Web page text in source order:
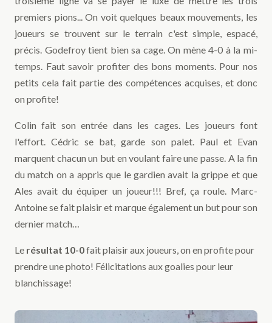
premiers pions... On voit quelques beaux mouvements, les
joueurs se trouvent sur le terrain c'est simple, espacé,
précis. Godefroy tient bien sa cage. On mène 4-0 à la mi-
temps. Faut savoir profiter des bons moments. Pour nos
petits cela fait partie des compétences acquises, et donc
on profite!
Colin fait son entrée dans les cages. Les joueurs font
l'effort. Cédric se bat, garde son palet. Paul et Evan
marquent chacun un but en voulant faire une passe. A la fin
du match on a appris que le gardien avait la grippe et que
Ales avait du équiper un joueur!!! Bref, ça roule. Marc-
Antoine se fait plaisir et marque également un but pour son
dernier match…
Le résultat 10-0fait plaisir aux joueurs, on en profite pour
prendre une photo! Félicitations aux goalies pour leur
blanchissage!